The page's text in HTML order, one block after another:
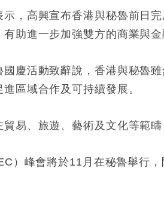
示，高興宣布香港與秘魯前日
助進一步加強雙方的商業與金
國慶活動致辭說，香港與秘魯
區域合作及可持續發展。
易、旅遊、藝術及文化等範疇
）峰會將於11月在秘魯舉行